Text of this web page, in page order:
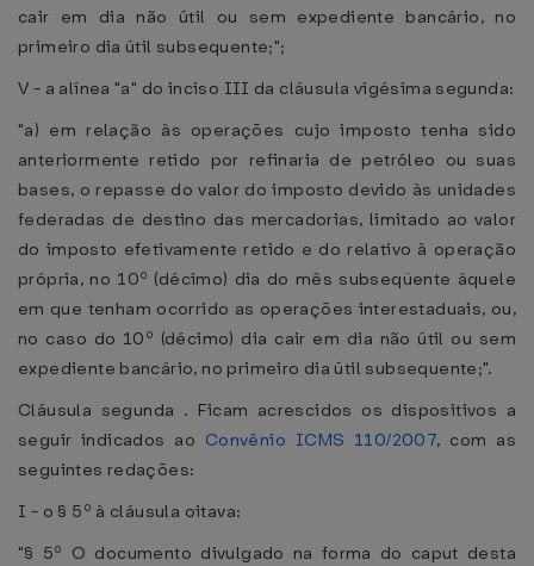
cair em dia não útil ou sem expediente bancário, no
primeiro dia útil subsequente;";
V - a alínea "a" do inciso III da cláusula vigésima segunda:
"a) em relação às operações cujo imposto tenha sido
anteriormente retido por refinaria de petróleo ou suas
bases, o repasse do valor do imposto devido às unidades
federadas de destino das mercadorias, limitado ao valor
do imposto efetivamente retido e do relativo à operação
própria, no 10º (décimo) dia do mês subseqüente àquele
em que tenham ocorrido as operações interestaduais, ou,
no caso do 10º (décimo) dia cair em dia não útil ou sem
expediente bancário, no primeiro dia útil subsequente;".
Cláusula segunda . Ficam acrescidos os dispositivos a
seguir indicados ao Convênio ICMS 110/2007, com as
seguintes redações:
I - o § 5º à cláusula oitava:
"§ 5º O documento divulgado na forma do caput desta